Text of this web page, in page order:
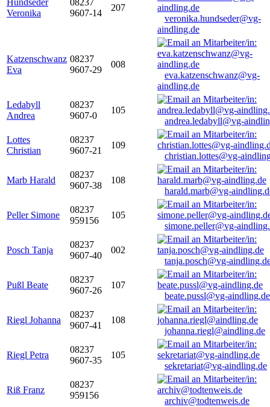
Hundseder
Veronika
08237
9607-14
207
veronika.hundseder@vg-
aindling.de
Katzenschwanz
Eva
08237
9607-29
008
eva.katzenschwanz@vg-
aindling.de
Ledabyll
Andrea
08237
9607-0
105
andrea.ledabyll@vg-
Lottes
Christian
08237
9607-21
109
christian.lottes@vg-
Marb Harald
08237
9607-38
108
harald.marb@vg-
Peller Simone
08237
959156
105
simone.peller@vg-
Posch Tanja
08237
9607-40
002
tanja.posch@vg-
Pußl Beate
08237
9607-26
107
beate.pussl@vg-aindling.de
Riegl Johanna
08237
9607-41
108
johanna.riegl@aindling.de
Riegl Petra
08237
9607-35
105
sekretariat@vg-aindling.de
Riß Franz
08237
959156
archiv@todtenweis.de